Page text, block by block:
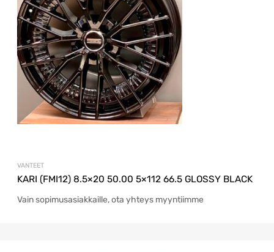
VANTEET
KARI (FMI12) 8.5×20 50.00 5×112 66.5 GLOSSY BLACK
Vain sopimusasiakkaille, ota yhteys myyntiimme